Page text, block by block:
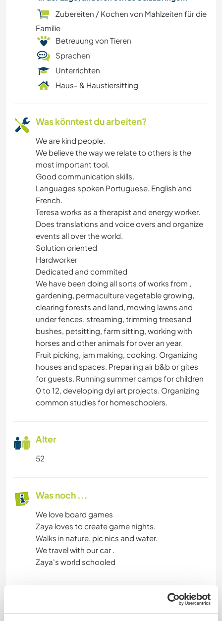
NATUR
GEBIRGE
CAMPING
STRAND
Zubereiten / Kochen von Mahlzeiten für die
Familie
Betreuung von Tieren
Sprachen
Unterrichten
Haus- & Haustiersitting
Was könntest du arbeiten?
We are kind people.
We believe the way we relate to others is the
most important tool.
Good communication skills.
Languages spoken Portuguese, English and
French.
Teresa works as a therapist and energy worker.
Does translations and voice overs and organize
events all over the world.
Solution oriented
Hardworker
Dedicated and commited
We have been doing all sorts of works from ,
gardening, permaculture vegetable growing,
clearing forests and land, mowing lawns and
under fences, streaming, trimming treesand
bushes, petsitting, farm sitting, working with
horses and other animals for over an year.
Fruit picking, jam making, cooking. Organizing
houses and spaces. Preparing air b&b or gites
for guests. Running summer camps for children
0 to 12, developing dyi art projects. Organizing
common studies for homeschoolers.
Alter
52
Was noch ...
We love board games
Zaya loves to create game nights.
Walks in nature, pic nics and water.
We travel with our car .
Zaya's world schooled